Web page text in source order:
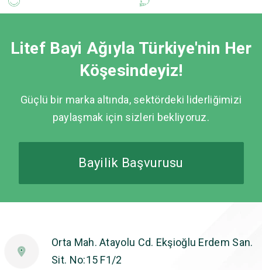
Litef Bayi Ağıyla Türkiye'nin Her
Köşesindeyiz!
Güçlü bir marka altında, sektördeki liderliğimizi
paylaşmak için sizleri bekliyoruz.
Bayilik Başvurusu
Orta Mah. Atayolu Cd. Ekşioğlu Erdem San.
Sit. No:15 F1/2